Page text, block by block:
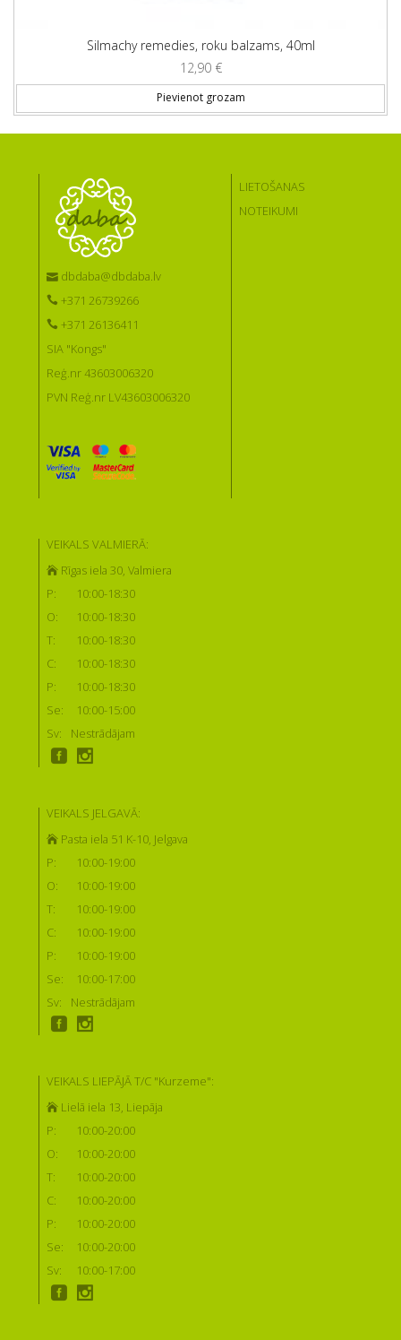
Silmachy remedies, roku balzams, 40ml
12,90 €
Pievienot grozam
dbdaba@dbdaba.lv
+371 26739266
+371 26136411
SIA "Kongs"
Reģ.nr 43603006320
PVN Reģ.nr LV43603006320
LIETOŠANAS
NOTEIKUMI
VEIKALS VALMIERĀ:
Rīgas iela 30, Valmiera
P:
10:00-18:30
O:
10:00-18:30
T:
10:00-18:30
C:
10:00-18:30
P:
10:00-18:30
Se:
10:00-15:00
Sv:
Nestrādājam
VEIKALS JELGAVĀ:
Pasta iela 51 K-10, Jelgava
P:
10:00-19:00
O:
10:00-19:00
T:
10:00-19:00
C:
10:00-19:00
P:
10:00-19:00
Se:
10:00-17:00
Sv:
Nestrādājam
VEIKALS LIEPĀJĀ T/C "Kurzeme":
Lielā iela 13, Liepāja
P:
10:00-20:00
O:
10:00-20:00
T:
10:00-20:00
C:
10:00-20:00
P:
10:00-20:00
Se:
10:00-20:00
Sv:
10:00-17:00